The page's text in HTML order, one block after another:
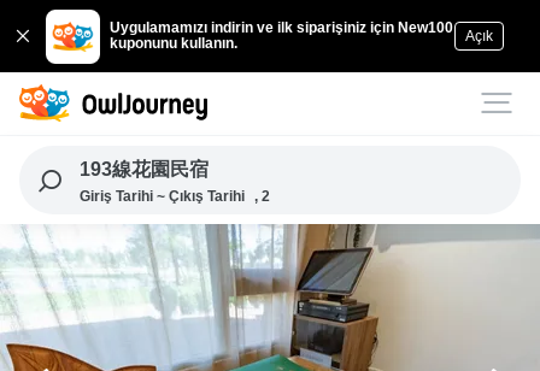
Uygulamamızı indirin ve ilk siparişiniz için New100
kuponunu kullanın.
Açık
193線花園民宿
Giriş Tarihi ~ Çıkış Tarihi , 2